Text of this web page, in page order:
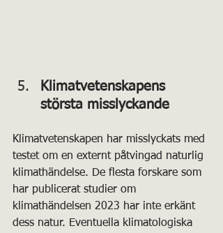
Klimatvetenskapens
största misslyckande
Klimatvetenskapen har misslyckats med
testet om en externt påtvingad naturlig
klimathändelse. De flesta forskare som
har publicerat studier om
klimathändelsen 2023 har inte erkänt
dess natur. Eventuella klimatologiska